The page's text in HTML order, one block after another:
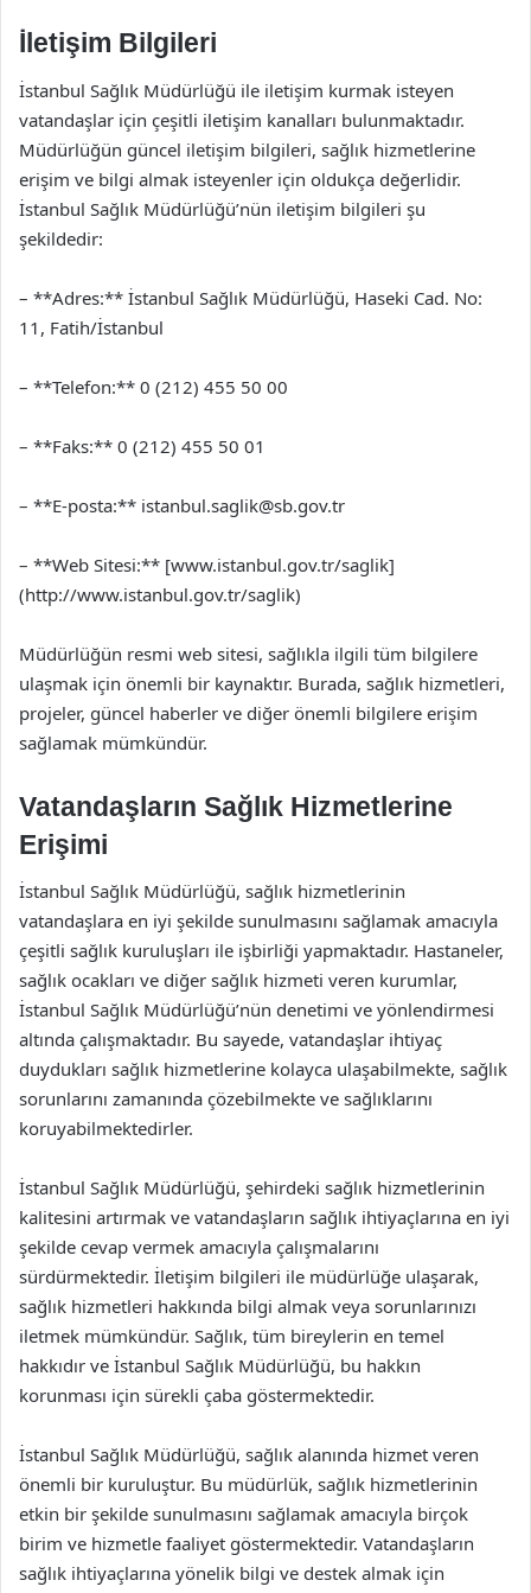
İletişim Bilgileri
İstanbul Sağlık Müdürlüğü ile iletişim kurmak isteyen
vatandaşlar için çeşitli iletişim kanalları bulunmaktadır.
Müdürlüğün güncel iletişim bilgileri, sağlık hizmetlerine
erişim ve bilgi almak isteyenler için oldukça değerlidir.
İstanbul Sağlık Müdürlüğü’nün iletişim bilgileri şu
şekildedir:
– **Adres:** İstanbul Sağlık Müdürlüğü, Haseki Cad. No:
11, Fatih/İstanbul
– **Telefon:** 0 (212) 455 50 00
– **Faks:** 0 (212) 455 50 01
– **E-posta:** istanbul.saglik@sb.gov.tr
– **Web Sitesi:** [www.istanbul.gov.tr/saglik]
(http://www.istanbul.gov.tr/saglik)
Müdürlüğün resmi web sitesi, sağlıkla ilgili tüm bilgilere
ulaşmak için önemli bir kaynaktır. Burada, sağlık hizmetleri,
projeler, güncel haberler ve diğer önemli bilgilere erişim
sağlamak mümkündür.
Vatandaşların Sağlık Hizmetlerine
Erişimi
İstanbul Sağlık Müdürlüğü, sağlık hizmetlerinin
vatandaşlara en iyi şekilde sunulmasını sağlamak amacıyla
çeşitli sağlık kuruluşları ile işbirliği yapmaktadır. Hastaneler,
sağlık ocakları ve diğer sağlık hizmeti veren kurumlar,
İstanbul Sağlık Müdürlüğü’nün denetimi ve yönlendirmesi
altında çalışmaktadır. Bu sayede, vatandaşlar ihtiyaç
duydukları sağlık hizmetlerine kolayca ulaşabilmekte, sağlık
sorunlarını zamanında çözebilmekte ve sağlıklarını
koruyabilmektedirler.
İstanbul Sağlık Müdürlüğü, şehirdeki sağlık hizmetlerinin
kalitesini artırmak ve vatandaşların sağlık ihtiyaçlarına en iyi
şekilde cevap vermek amacıyla çalışmalarını
sürdürmektedir. İletişim bilgileri ile müdürlüğe ulaşarak,
sağlık hizmetleri hakkında bilgi almak veya sorunlarınızı
iletmek mümkündür. Sağlık, tüm bireylerin en temel
hakkıdır ve İstanbul Sağlık Müdürlüğü, bu hakkın
korunması için sürekli çaba göstermektedir.
İstanbul Sağlık Müdürlüğü, sağlık alanında hizmet veren
önemli bir kuruluştur. Bu müdürlük, sağlık hizmetlerinin
etkin bir şekilde sunulmasını sağlamak amacıyla birçok
birim ve hizmetle faaliyet göstermektedir. Vatandaşların
sağlık ihtiyaçlarına yönelik bilgi ve destek almak için